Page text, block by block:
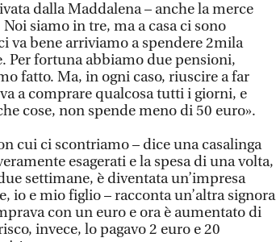
dalla Maddalena – anche la merce
siamo in tre, ma a casa ci sono
va bene arriviamo a spendere 2mila
Per fortuna abbiamo due pensioni,
fatto. Ma, in ogni caso, riuscire a far
a comprare qualcosa tutti i giorni, e
cose, non spende meno di 50 euro».
cui ci scontriamo – dice una casalinga
esagerati e la spesa di una volta,
settimane, è diventata un’impresa
io e mio figlio – racconta un’altra signora
con un euro e ora è aumentato di
invece, lo pagavo 2 euro e 20